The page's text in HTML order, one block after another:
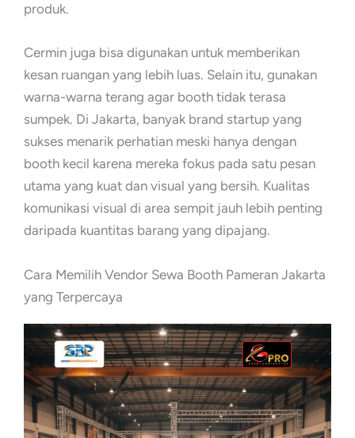
produk.
Cermin juga bisa digunakan untuk memberikan
kesan ruangan yang lebih luas. Selain itu, gunakan
warna-warna terang agar booth tidak terasa
sumpek. Di Jakarta, banyak brand startup yang
sukses menarik perhatian meski hanya dengan
booth kecil karena mereka fokus pada satu pesan
utama yang kuat dan visual yang bersih. Kualitas
komunikasi visual di area sempit jauh lebih penting
daripada kuantitas barang yang dipajang.
Cara Memilih Vendor Sewa Booth Pameran Jakarta
yang Terpercaya